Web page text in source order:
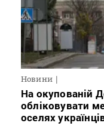
Новини
На окупованій
обліковувати
оселях